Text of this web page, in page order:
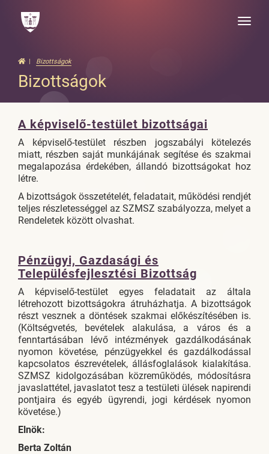
Toggle
Bizottságok
Bizottságok
A képviselő-testület bizottságai
A képviselő-testület részben jogszabályi kötelezés
miatt, részben saját munkájának segítése és szakmai
megalapozása érdekében, állandó bizottságokat hoz
létre.
A bizottságok összetételét, feladatait, működési rendjét
teljes részletességgel az SZMSZ szabályozza, melyet a
Rendeletek között olvashat.
Pénzügyi, Gazdasági és
Településfejlesztési Bizottság
A képviselő-testület egyes feladatait az általa
létrehozott bizottságokra átruházhatja. A bizottságok
részt vesznek a döntések szakmai előkészítésében is.
(Költségvetés, bevételek alakulása, a város és a
fenntartásában lévő intézmények gazdálkodásának
nyomon követése, pénzügyekkel és gazdálkodással
kapcsolatos észrevételek, állásfoglalások kialakítása.
SZMSZ kidolgozásában közreműködés, módosításra
javaslattétel, javaslatot tesz a testületi ülések napirendi
pontjaira és egyéb ügyrendi, jogi kérdések nyomon
követése.)
Elnök:
Berta Zoltán